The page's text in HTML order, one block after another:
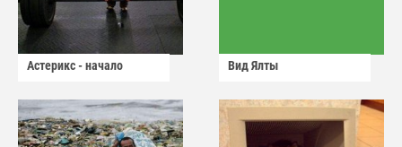
Астерикс - начало Вид Ялты